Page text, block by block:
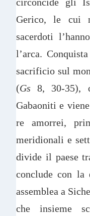
Gerico, le cui
sacerdoti
l’arca.
sacrificio sul
(Gs 8, 30-35),
Gabaoniti e
re amorrei,
meridionali e
divide il paese
conclude con la
assemblea a
che insieme